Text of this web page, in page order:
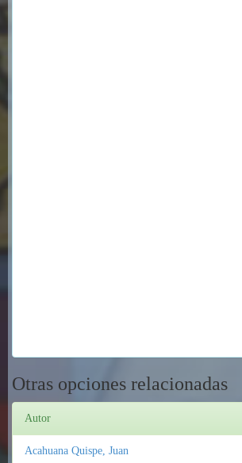
Otras opciones relacionadas
Autor
Acahuana Quispe, Juan